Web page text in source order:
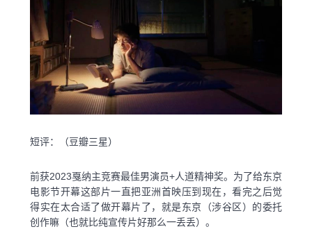
短评：（豆瓣三星）
前获2023戛纳主竞赛最佳男演员+人道精神奖。为了给东京
电影节开幕这部片一直把亚洲首映压到现在，看完之后觉
得实在太合适了做开幕片了，就是东京（涉谷区）的委托
创作嘛（也就比纯宣传片好那么一丢丢）。